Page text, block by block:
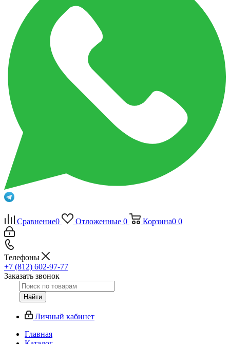
Сравнение0 Отложенные 0 Корзина0 0
Телефоны
+7 (812) 602-97-77
Заказать звонок
Найти
Личный кабинет
Главная